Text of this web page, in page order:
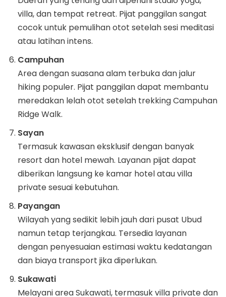
villa, dan tempat retreat. Pijat panggilan sangat
cocok untuk pemulihan otot setelah sesi meditasi
atau latihan intens.
Campuhan
Area dengan suasana alam terbuka dan jalur
hiking populer. Pijat panggilan dapat membantu
meredakan lelah otot setelah trekking Campuhan
Ridge Walk.
Sayan
Termasuk kawasan eksklusif dengan banyak
resort dan hotel mewah. Layanan pijat dapat
diberikan langsung ke kamar hotel atau villa
private sesuai kebutuhan.
Payangan
Wilayah yang sedikit lebih jauh dari pusat Ubud
namun tetap terjangkau. Tersedia layanan
dengan penyesuaian estimasi waktu kedatangan
dan biaya transport jika diperlukan.
Sukawati
Melayani area Sukawati, termasuk villa private dan